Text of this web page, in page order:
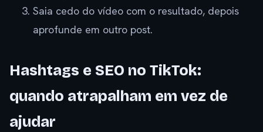
Saia cedo do vídeo com o resultado, depois
aprofunde em outro post.
Hashtags e SEO no TikTok:
quando atrapalham em vez de
ajudar